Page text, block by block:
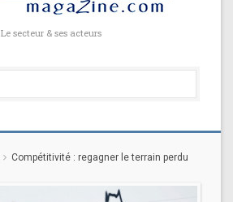
Le secteur & ses acteurs
Compétitivité : regagner le terrain perdu